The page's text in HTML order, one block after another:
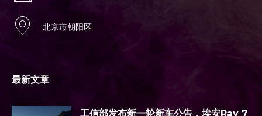
北京市朝阳区
最新文章
工信部发布新一轮新车公告，埃安Ray 7